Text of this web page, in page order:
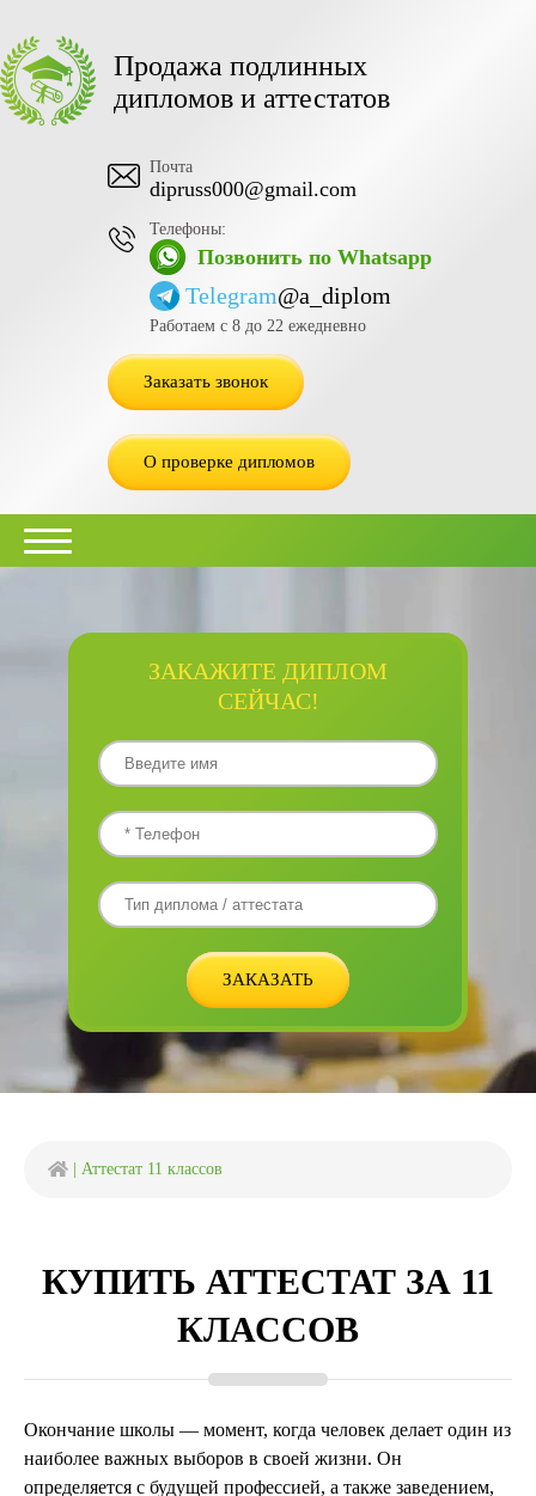
Продажа подлинных
дипломов и аттестатов
Почта
dipruss000@gmail.com
Телефоны:
Позвонить по Whatsapp
Telegram@a_diplom
Работаем с 8 до 22 ежедневно
Заказать звонок
О проверке дипломов
ЗАКАЖИТЕ ДИПЛОМ
СЕЙЧАС!
Аттестат 11 классов
КУПИТЬ АТТЕСТАТ ЗА 11
КЛАССОВ
Окончание школы — момент, когда человек делает один из
наиболее важных выборов в своей жизни. Он
определяется с будущей профессией, а также заведением,